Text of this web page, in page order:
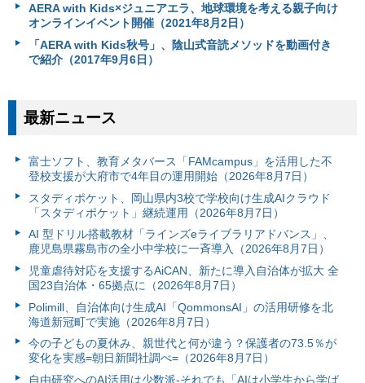
AERA with Kids×ジュニアエラ、地球環境を考える親子向け
オンラインイベント開催（2021年8月2日）
「AERA with Kids秋号」、陰山式音読メソッドを動画付き
で紹介（2017年9月6日）
最新ニュース
富⼠ソフト、教育メタバース「FAMcampus」を活用した不
登校支援が大府市で4年目の運用開始（2026年8月7日）
スタディポケット、岡山県内3校で学校向け生成AIクラウド
「スタディポケット」継続運用（2026年8月7日）
AI 型ドリル搭載教材「ラインズeライブラリアドバンス」、
鹿児島県霧島市の全小中学校に一斉導入（2026年8月7日）
児童虐待対応を支援するAiCAN、新たに導入自治体が拡大 全
国23自治体・65拠点に（2026年8月7日）
Polimill、自治体向け生成AI「QommonsAI」の活用研修を北
海道新冠町で実施（2026年8月7日）
今の子どもの夏休み、親世代と何が違う？保護者の73.5％が
変化を実感=朝日新聞社調べ=（2026年8月7日）
自由研究へのAI活用は少数派-それでも「AIは小学生から学ば